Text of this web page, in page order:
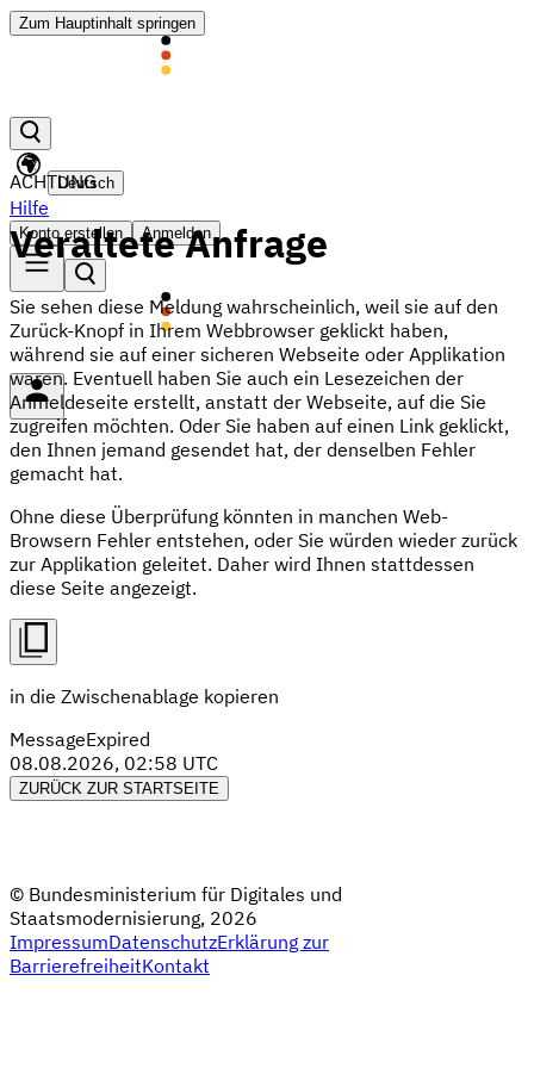
Zum Hauptinhalt springen
Deutsch
Hilfe
Konto erstellen Anmelden
ACHTUNG
Veraltete Anfrage
Sie sehen diese Meldung wahrscheinlich, weil sie auf den
Zurück-Knopf in Ihrem Webbrowser geklickt haben,
während sie auf einer sicheren Webseite oder Applikation
waren. Eventuell haben Sie auch ein Lesezeichen der
Anmeldeseite erstellt, anstatt der Webseite, auf die Sie
zugreifen möchten. Oder Sie haben auf einen Link geklickt,
den Ihnen jemand gesendet hat, der denselben Fehler
gemacht hat.
Ohne diese Überprüfung könnten in manchen Web-
Browsern Fehler entstehen, oder Sie würden wieder zurück
zur Applikation geleitet. Daher wird Ihnen stattdessen
diese Seite angezeigt.
in die Zwischenablage kopieren
MessageExpired
08.08.2026, 02:58 UTC
ZURÜCK ZUR STARTSEITE
© Bundesministerium für Digitales und
Staatsmodernisierung, 2026
ImpressumDatenschutzErklärung zur
BarrierefreiheitKontakt